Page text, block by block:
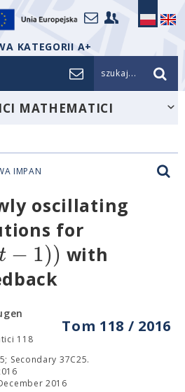
KATEGORII A+
szukaj...
MATHEMATICI
IMPAN
oscillating
for
− 1)) with
Tom 118 / 2016
118
Secondary 37C25.
2016